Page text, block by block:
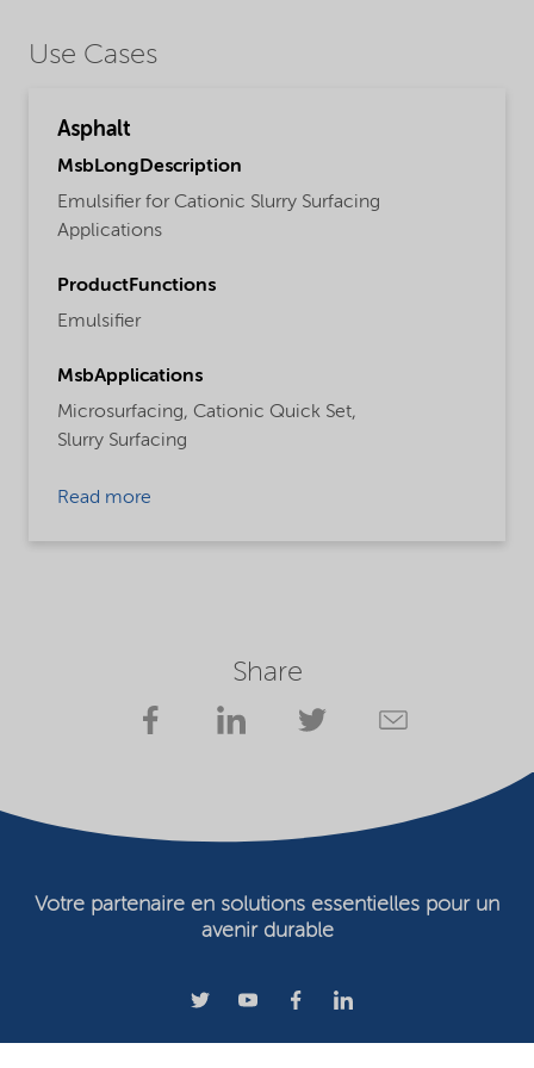
Use Cases
Asphalt
MsbLongDescription
Emulsifier for Cationic Slurry Surfacing
Applications
ProductFunctions
Emulsifier
MsbApplications
Microsurfacing, Cationic Quick Set,
Slurry Surfacing
Read more
Share
Votre partenaire en solutions essentielles pour un
avenir durable